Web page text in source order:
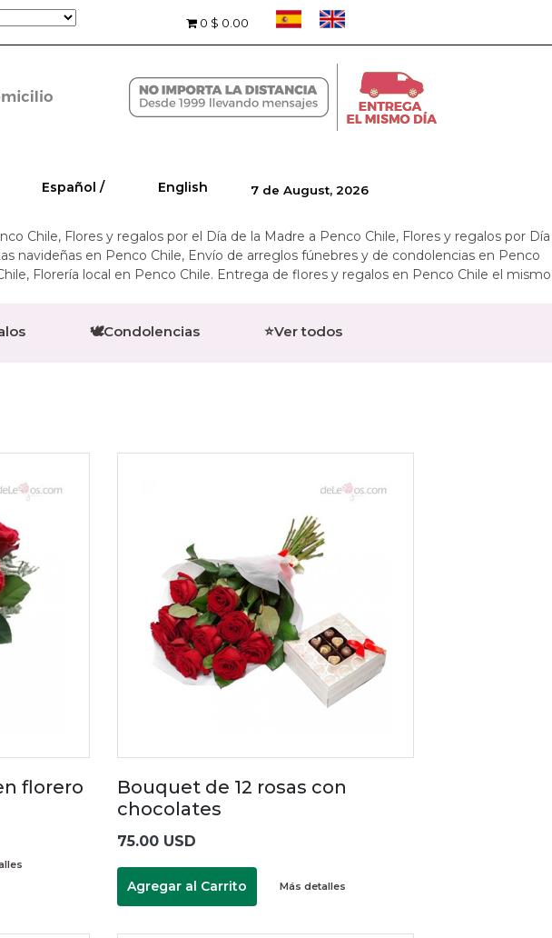
0 $ 0.00
Español / English 7 de August, 2026
Chile, Flores y regalos por el Día de la Madre a Penco Chile, Flores y regalos por Día
navideñas en Penco Chile, Envío de arreglos fúnebres y de condolencias en Penco
Florería local en Penco Chile. Entrega de flores y regalos en Penco Chile el mismo
🕊️Condolencias ⭐Ver todos
florero
Bouquet de 12 rosas con
chocolates
75.00 USD
Agregar al Carrito Más detalles